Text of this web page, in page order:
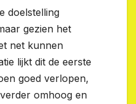
doelstelling
gezien het
net kunnen
lijkt dit de eerste
goed verlopen,
omhoog en